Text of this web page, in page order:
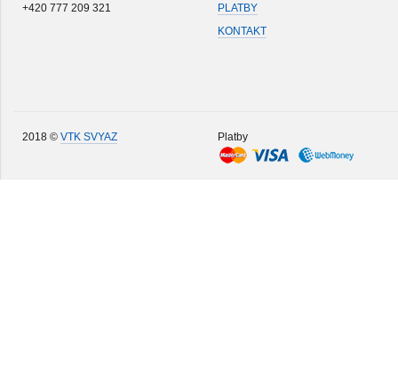
+420 777 209 321
PLATBY
KONTAKT
2018 © VTK SVYAZ Platby